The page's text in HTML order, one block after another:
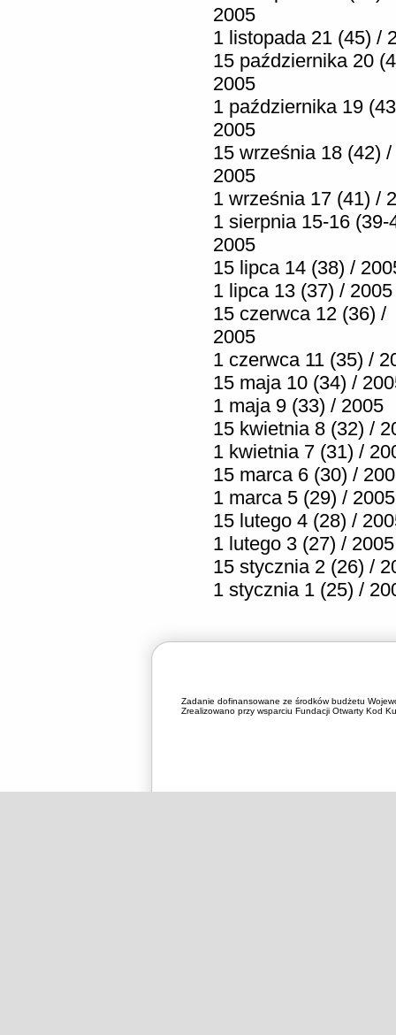
2005
1 listopada 21 (45) /
15 października 20
2005
1 października 19
2005
15 września 18 (42) /
2005
1 września 17 (41) /
1 sierpnia 15-16 (39-
2005
15 lipca 14 (38) /
1 lipca 13 (37) / 2005
15 czerwca 12 (36) /
2005
1 czerwca 11 (35) /
15 maja 10 (34) /
1 maja 9 (33) / 2005
15 kwietnia 8 (32) /
1 kwietnia 7 (31) /
15 marca 6 (30) /
1 marca 5 (29) / 2005
15 lutego 4 (28) /
1 lutego 3 (27) / 2005
15 stycznia 2 (26) /
1 stycznia 1 (25) /
Zadanie dofinansowane ze środków budżetu
Zrealizowano przy wsparciu Fundacji Otwarty Kod